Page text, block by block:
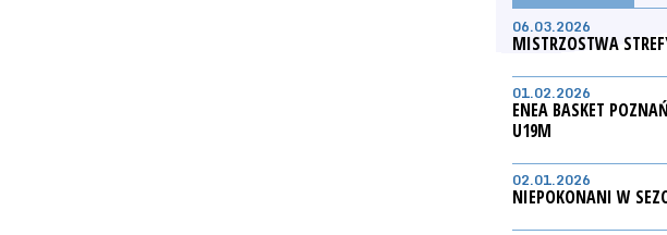
06.03.2026
MISTRZOSTWA
01.02.2026
ENEA BASKET
U19M
02.01.2026
NIEPOKONANI W